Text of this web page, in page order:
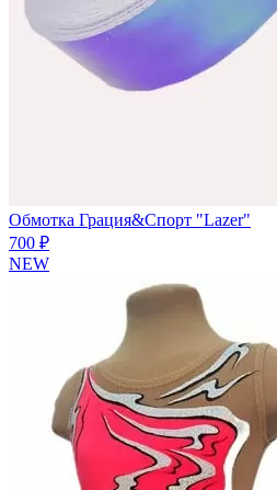
Обмотка Грация&Спорт "Lazer"
700 ₽
NEW